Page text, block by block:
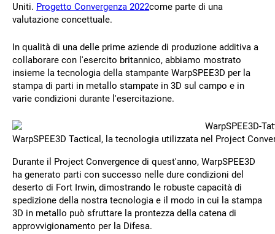
Uniti. Progetto Convergenza 2022come parte di una
valutazione concettuale.
In qualità di una delle prime aziende di produzione additiva a
collaborare con l'esercito britannico, abbiamo mostrato
insieme la tecnologia della stampante WarpSPEE3D per la
stampa di parti in metallo stampate in 3D sul campo e in
varie condizioni durante l'esercitazione.
WarpSPEE3D Tactical, la tecnologia utilizzata nel Project
Durante il Project Convergence di quest'anno, WarpSPEE3D
ha generato parti con successo nelle dure condizioni del
deserto di Fort Irwin, dimostrando le robuste capacità di
spedizione della nostra tecnologia e il modo in cui la stampa
3D in metallo può sfruttare la prontezza della catena di
approvvigionamento per la Difesa.